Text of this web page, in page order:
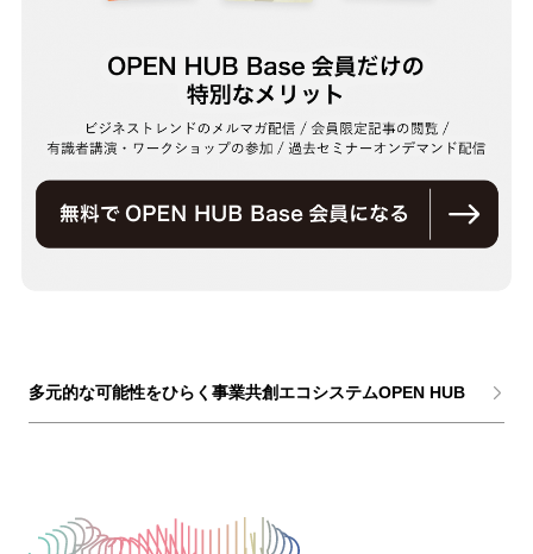
多元的な可能性をひらく事業共創エコシステムOPEN HUB